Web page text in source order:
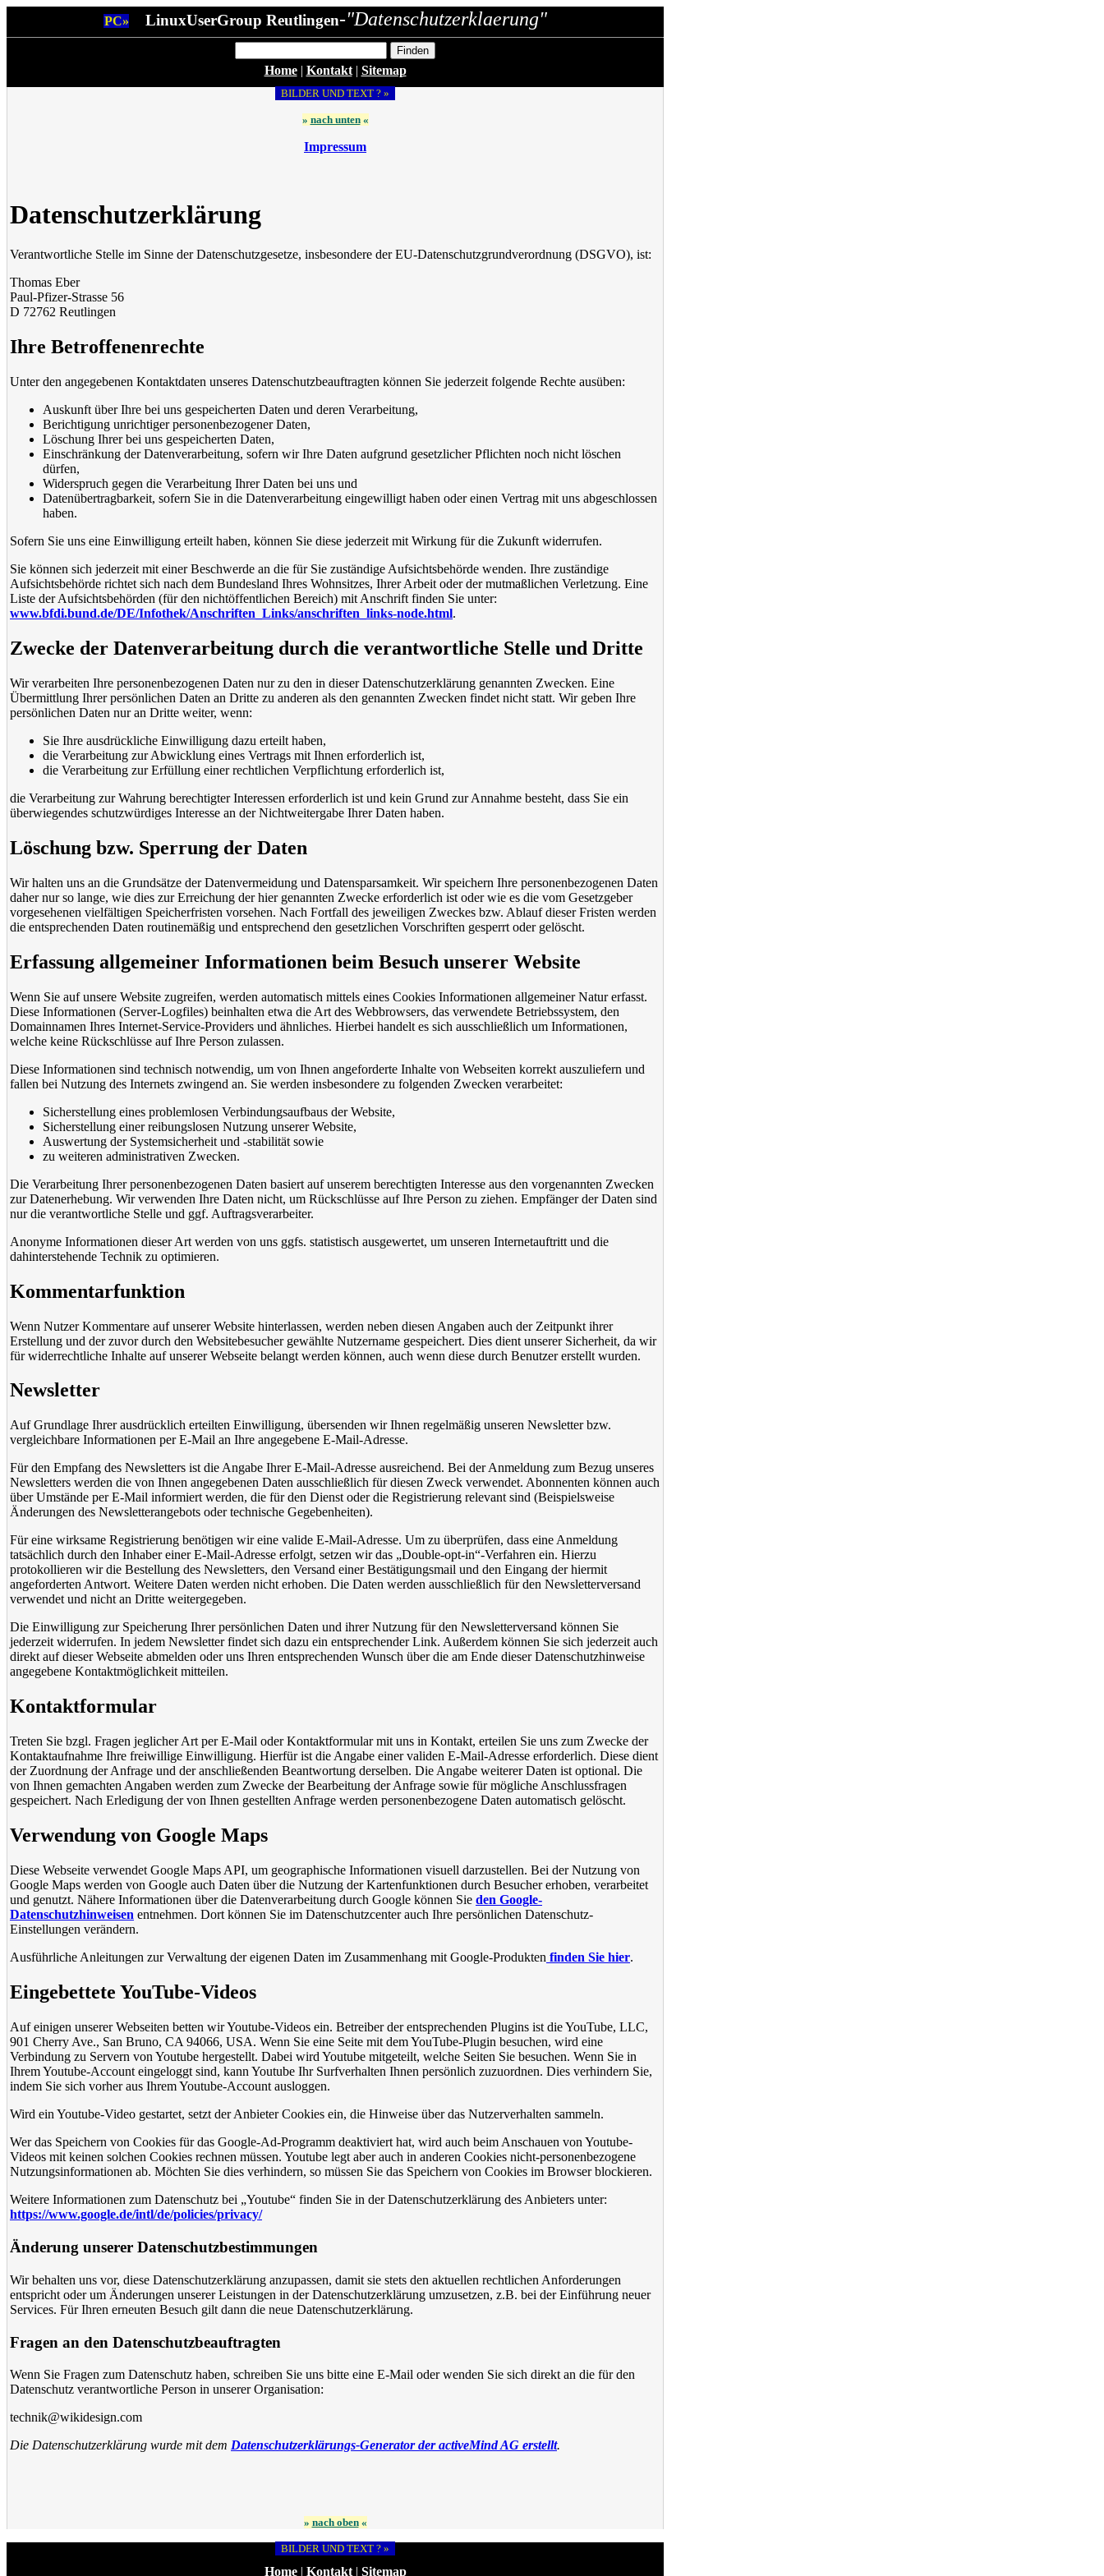
PC» LinuxUserGroup Reutlingen-"Datenschutzerklaerung"
Home| Kontakt| Sitemap
BILDER UND TEXT ? »
» nach unten«
Impressum
Datenschutzerklärung
Verantwortliche Stelle im Sinne der Datenschutzgesetze, insbesondere der EU-Datenschutzgrundverordnung (DSGVO), ist:
Thomas Eber
Paul-Pfizer-Strasse 56
D 72762 Reutlingen
Ihre Betroffenenrechte
Unter den angegebenen Kontaktdaten unseres Datenschutzbeauftragten können Sie jederzeit folgende Rechte ausüben:
Auskunft über Ihre bei uns gespeicherten Daten und deren Verarbeitung,
Berichtigung unrichtiger personenbezogener Daten,
Löschung Ihrer bei uns gespeicherten Daten,
Einschränkung der Datenverarbeitung, sofern wir Ihre Daten aufgrund gesetzlicher Pflichten noch nicht löschen
dürfen,
Widerspruch gegen die Verarbeitung Ihrer Daten bei uns und
Datenübertragbarkeit, sofern Sie in die Datenverarbeitung eingewilligt haben oder einen Vertrag mit uns abgeschlossen
haben.
Sofern Sie uns eine Einwilligung erteilt haben, können Sie diese jederzeit mit Wirkung für die Zukunft widerrufen.
Sie können sich jederzeit mit einer Beschwerde an die für Sie zuständige Aufsichtsbehörde wenden. Ihre zuständige
Aufsichtsbehörde richtet sich nach dem Bundesland Ihres Wohnsitzes, Ihrer Arbeit oder der mutmaßlichen Verletzung. Eine
Liste der Aufsichtsbehörden (für den nichtöffentlichen Bereich) mit Anschrift finden Sie unter:
www.bfdi.bund.de/DE/Infothek/Anschriften_Links/anschriften_links-node.html.
Zwecke der Datenverarbeitung durch die verantwortliche Stelle und Dritte
Wir verarbeiten Ihre personenbezogenen Daten nur zu den in dieser Datenschutzerklärung genannten Zwecken. Eine
Übermittlung Ihrer persönlichen Daten an Dritte zu anderen als den genannten Zwecken findet nicht statt. Wir geben Ihre
persönlichen Daten nur an Dritte weiter, wenn:
Sie Ihre ausdrückliche Einwilligung dazu erteilt haben,
die Verarbeitung zur Abwicklung eines Vertrags mit Ihnen erforderlich ist,
die Verarbeitung zur Erfüllung einer rechtlichen Verpflichtung erforderlich ist,
die Verarbeitung zur Wahrung berechtigter Interessen erforderlich ist und kein Grund zur Annahme besteht, dass Sie ein
überwiegendes schutzwürdiges Interesse an der Nichtweitergabe Ihrer Daten haben.
Löschung bzw. Sperrung der Daten
Wir halten uns an die Grundsätze der Datenvermeidung und Datensparsamkeit. Wir speichern Ihre personenbezogenen Daten
daher nur so lange, wie dies zur Erreichung der hier genannten Zwecke erforderlich ist oder wie es die vom Gesetzgeber
vorgesehenen vielfältigen Speicherfristen vorsehen. Nach Fortfall des jeweiligen Zweckes bzw. Ablauf dieser Fristen werden
die entsprechenden Daten routinemäßig und entsprechend den gesetzlichen Vorschriften gesperrt oder gelöscht.
Erfassung allgemeiner Informationen beim Besuch unserer Website
Wenn Sie auf unsere Website zugreifen, werden automatisch mittels eines Cookies Informationen allgemeiner Natur erfasst.
Diese Informationen (Server-Logfiles) beinhalten etwa die Art des Webbrowsers, das verwendete Betriebssystem, den
Domainnamen Ihres Internet-Service-Providers und ähnliches. Hierbei handelt es sich ausschließlich um Informationen,
welche keine Rückschlüsse auf Ihre Person zulassen.
Diese Informationen sind technisch notwendig, um von Ihnen angeforderte Inhalte von Webseiten korrekt auszuliefern und
fallen bei Nutzung des Internets zwingend an. Sie werden insbesondere zu folgenden Zwecken verarbeitet:
Sicherstellung eines problemlosen Verbindungsaufbaus der Website,
Sicherstellung einer reibungslosen Nutzung unserer Website,
Auswertung der Systemsicherheit und -stabilität sowie
zu weiteren administrativen Zwecken.
Die Verarbeitung Ihrer personenbezogenen Daten basiert auf unserem berechtigten Interesse aus den vorgenannten Zwecken
zur Datenerhebung. Wir verwenden Ihre Daten nicht, um Rückschlüsse auf Ihre Person zu ziehen. Empfänger der Daten sind
nur die verantwortliche Stelle und ggf. Auftragsverarbeiter.
Anonyme Informationen dieser Art werden von uns ggfs. statistisch ausgewertet, um unseren Internetauftritt und die
dahinterstehende Technik zu optimieren.
Kommentarfunktion
Wenn Nutzer Kommentare auf unserer Website hinterlassen, werden neben diesen Angaben auch der Zeitpunkt ihrer
Erstellung und der zuvor durch den Websitebesucher gewählte Nutzername gespeichert. Dies dient unserer Sicherheit, da wir
für widerrechtliche Inhalte auf unserer Webseite belangt werden können, auch wenn diese durch Benutzer erstellt wurden.
Newsletter
Auf Grundlage Ihrer ausdrücklich erteilten Einwilligung, übersenden wir Ihnen regelmäßig unseren Newsletter bzw.
vergleichbare Informationen per E-Mail an Ihre angegebene E-Mail-Adresse.
Für den Empfang des Newsletters ist die Angabe Ihrer E-Mail-Adresse ausreichend. Bei der Anmeldung zum Bezug unseres
Newsletters werden die von Ihnen angegebenen Daten ausschließlich für diesen Zweck verwendet. Abonnenten können auch
über Umstände per E-Mail informiert werden, die für den Dienst oder die Registrierung relevant sind (Beispielsweise
Änderungen des Newsletterangebots oder technische Gegebenheiten).
Für eine wirksame Registrierung benötigen wir eine valide E-Mail-Adresse. Um zu überprüfen, dass eine Anmeldung
tatsächlich durch den Inhaber einer E-Mail-Adresse erfolgt, setzen wir das „Double-opt-in“-Verfahren ein. Hierzu
protokollieren wir die Bestellung des Newsletters, den Versand einer Bestätigungsmail und den Eingang der hiermit
angeforderten Antwort. Weitere Daten werden nicht erhoben. Die Daten werden ausschließlich für den Newsletterversand
verwendet und nicht an Dritte weitergegeben.
Die Einwilligung zur Speicherung Ihrer persönlichen Daten und ihrer Nutzung für den Newsletterversand können Sie
jederzeit widerrufen. In jedem Newsletter findet sich dazu ein entsprechender Link. Außerdem können Sie sich jederzeit auch
direkt auf dieser Webseite abmelden oder uns Ihren entsprechenden Wunsch über die am Ende dieser Datenschutzhinweise
angegebene Kontaktmöglichkeit mitteilen.
Kontaktformular
Treten Sie bzgl. Fragen jeglicher Art per E-Mail oder Kontaktformular mit uns in Kontakt, erteilen Sie uns zum Zwecke der
Kontaktaufnahme Ihre freiwillige Einwilligung. Hierfür ist die Angabe einer validen E-Mail-Adresse erforderlich. Diese dient
der Zuordnung der Anfrage und der anschließenden Beantwortung derselben. Die Angabe weiterer Daten ist optional. Die
von Ihnen gemachten Angaben werden zum Zwecke der Bearbeitung der Anfrage sowie für mögliche Anschlussfragen
gespeichert. Nach Erledigung der von Ihnen gestellten Anfrage werden personenbezogene Daten automatisch gelöscht.
Verwendung von Google Maps
Diese Webseite verwendet Google Maps API, um geographische Informationen visuell darzustellen. Bei der Nutzung von
Google Maps werden von Google auch Daten über die Nutzung der Kartenfunktionen durch Besucher erhoben, verarbeitet
und genutzt. Nähere Informationen über die Datenverarbeitung durch Google können Sie den Google-
Datenschutzhinweisen entnehmen. Dort können Sie im Datenschutzcenter auch Ihre persönlichen Datenschutz-
Einstellungen verändern.
Ausführliche Anleitungen zur Verwaltung der eigenen Daten im Zusammenhang mit Google-Produkten finden Sie hier.
Eingebettete YouTube-Videos
Auf einigen unserer Webseiten betten wir Youtube-Videos ein. Betreiber der entsprechenden Plugins ist die YouTube, LLC,
901 Cherry Ave., San Bruno, CA 94066, USA. Wenn Sie eine Seite mit dem YouTube-Plugin besuchen, wird eine
Verbindung zu Servern von Youtube hergestellt. Dabei wird Youtube mitgeteilt, welche Seiten Sie besuchen. Wenn Sie in
Ihrem Youtube-Account eingeloggt sind, kann Youtube Ihr Surfverhalten Ihnen persönlich zuzuordnen. Dies verhindern Sie,
indem Sie sich vorher aus Ihrem Youtube-Account ausloggen.
Wird ein Youtube-Video gestartet, setzt der Anbieter Cookies ein, die Hinweise über das Nutzerverhalten sammeln.
Wer das Speichern von Cookies für das Google-Ad-Programm deaktiviert hat, wird auch beim Anschauen von Youtube-
Videos mit keinen solchen Cookies rechnen müssen. Youtube legt aber auch in anderen Cookies nicht-personenbezogene
Nutzungsinformationen ab. Möchten Sie dies verhindern, so müssen Sie das Speichern von Cookies im Browser blockieren.
Weitere Informationen zum Datenschutz bei „Youtube“ finden Sie in der Datenschutzerklärung des Anbieters unter:
https://www.google.de/intl/de/policies/privacy/
Änderung unserer Datenschutzbestimmungen
Wir behalten uns vor, diese Datenschutzerklärung anzupassen, damit sie stets den aktuellen rechtlichen Anforderungen
entspricht oder um Änderungen unserer Leistungen in der Datenschutzerklärung umzusetzen, z.B. bei der Einführung neuer
Services. Für Ihren erneuten Besuch gilt dann die neue Datenschutzerklärung.
Fragen an den Datenschutzbeauftragten
Wenn Sie Fragen zum Datenschutz haben, schreiben Sie uns bitte eine E-Mail oder wenden Sie sich direkt an die für den
Datenschutz verantwortliche Person in unserer Organisation:
technik@wikidesign.com
Die Datenschutzerklärung wurde mit dem Datenschutzerklärungs-Generator der activeMind AG erstellt.
» nach oben«
BILDER UND TEXT ? »
Home| Kontakt| Sitemap